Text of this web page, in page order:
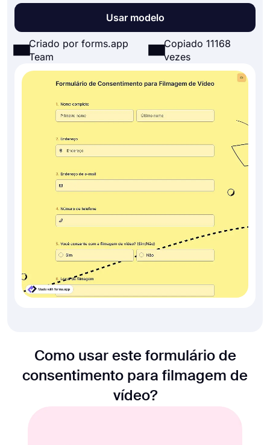
Usar modelo
Criado por forms.app
Team
Copiado 11168
vezes
Como usar este formulário de
consentimento para filmagem de
vídeo?